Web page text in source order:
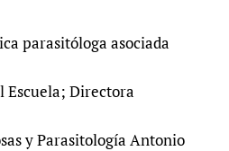
parasitóloga asociada
Escuela; Directora
y Parasitología Antonio